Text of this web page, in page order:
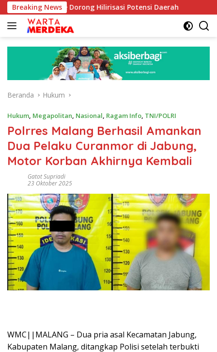
Langsung
ke
konten
Breaking News
Aboe Dorong Hilirisasi Potensi Daerah DPR Dorong
Beranda Hukum
Hukum, Megapolitan, Nasional, Ragam Info, TNI/POLRI
Polrres Malang Berhasil Amankan
Dua Pelaku Curanmor di Jabung,
Motor Korban Akhirnya Kembali
Gatot Supriadi
23 Oktober 2025
WMC||MALANG – Dua pria asal Kecamatan Jabung,
Kabupaten Malang, ditangkap Polisi setelah terbukti